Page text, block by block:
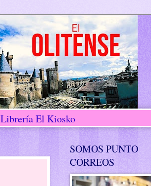
Librería El Kiosko
SOMOS PUNTO
CORREOS